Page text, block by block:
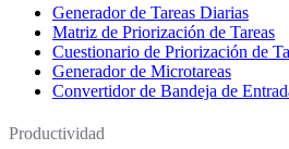
Generador de Tareas Diarias
Matriz de Priorización de Tareas
Cuestionario de Priorización de
Generador de Microtareas
Convertidor de Bandeja de
Productividad